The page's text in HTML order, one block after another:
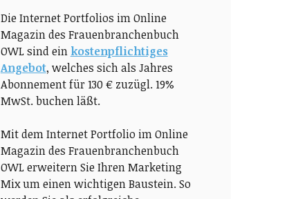
Die Internet Portfolios im Online
Magazin des Frauenbranchenbuch
OWL sind ein kostenpflichtiges
Angebot, welches sich als Jahres
Abonnement für 130 € zuzügl. 19%
MwSt. buchen läßt.
Mit dem Internet Portfolio im Online
Magazin des Frauenbranchenbuch
OWL erweitern Sie Ihren Marketing
Mix um einen wichtigen Baustein. So